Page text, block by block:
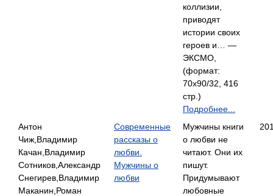
коллизии,
приводят
истории своих
героев и… —
ЭКСМО,
(формат:
70x90/32, 416
стр.)
Подробнее...
Антон
Чиж,Владимир
Качан,Владимир
Сотников,Александр
Снегирев,Владимир
Маканин,Роман
Современные
рассказы о
любви.
Мужчины о
любви
Мужчины книги
о любви не
читают. Они их
пишут.
Придумывают
любовные